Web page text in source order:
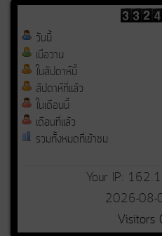
วันนี้
เมื่อวาน
ในสัปดาห์นี้
สัปดาห์ที่แล้ว
ในเดือนนี้
เดือนที่แล้ว
รวมทั้งหมดที่เข้าชม
Your IP:
2026-
Visitors